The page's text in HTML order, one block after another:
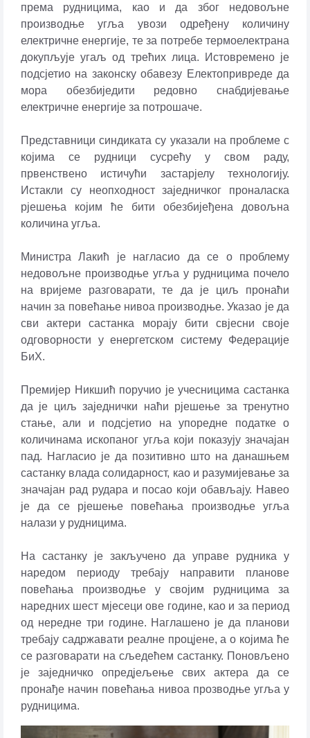
према рудницима, као и да због недовољне
производње угља увози одређену количину
електричне енергије, те за потребе термоелектрана
докупљује угаљ од трећих лица. Истовремено је
подсјетио на законску обавезу Електопривреде да
мора обезбиједити редовно снабдијевање
електричне енергије за потрошаче.
Представници синдиката су указали на проблеме с
којима се рудници сусрећу у свом раду,
првенствено истичући застарјелу технологију.
Истакли су неопходност заједничког проналаска
рјешења којим ће бити обезбијеђена довољна
количина угља.
Министра Лакић је нагласио да се о проблему
недовољне производње угља у рудницима почело
на вријеме разговарати, те да је циљ пронаћи
начин за повећање нивоа производње. Указао је да
сви актери састанка морају бити свјесни своје
одговорности у енергетском систему Федерације
БиХ.
Премијер Никшић поручио је учесницима састанка
да је циљ заједнички наћи рјешење за тренутно
стање, али и подсјетио на упоредне податке о
количинама ископаног угља који показују значајан
пад. Нагласио је да позитивно што на данашњем
састанку влада солидарност, као и разумијевање за
значајан рад рудара и посао који обављају. Навео
је да се рјешење повећања производње угља
налази у рудницима.
На састанку је закључено да управе рудника у
наредом периоду требају направити планове
повећања производње у својим рудницима за
наредних шест мјесеци ове године, као и за период
од нередне три године. Наглашено је да планови
требају садржавати реалне процјене, а о којима ће
се разговарати на сљедећем састанку. Поновљено
је заједничко опред‌јељење свих актера да се
пронађе начин повећања нивоа прозводње угља у
рудницима.